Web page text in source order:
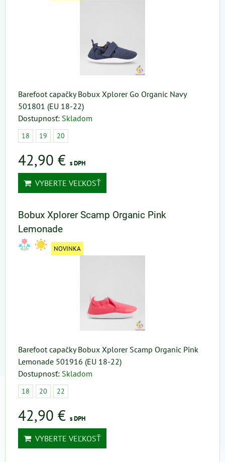
Barefoot capačky Bobux Xplorer Go Organic Navy
501801 (EU 18-22)
Dostupnosť: Skladom
18 19 20
42,90 € s DPH
VYBERTE VEĽKOSŤ
Bobux Xplorer Scamp Organic Pink
Lemonade
NOVINKA
Barefoot capačky Bobux Xplorer Scamp Organic Pink
Lemonade 501916 (EU 18-22)
Dostupnosť: Skladom
18 20 22
42,90 € s DPH
VYBERTE VEĽKOSŤ